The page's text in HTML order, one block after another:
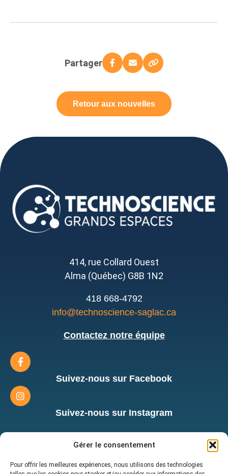
Gérer le consentement
Pour offrir les meilleures expériences, nous utilisons des technologies
Partager
Retour aux nouvelles
414, rue Collard Ouest
Alma (Québec) G8B 1N2
418 668-4792
info@technoscience-saglac.ca
Contactez notre équipe
Suivez-nous sur Facebook
Suivez-nous sur Instagram
Inscrivez-vous à notre infolettre
nouveautés!